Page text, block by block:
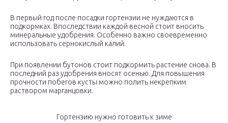
В первый год после посадки гортензии не нуждаются в
подкормках. Впоследствии каждой весной стоит вносить
минеральные удобрения. Особенно важно своевременно
использовать сернокислый калий.
При появлении бутонов стоит подкормить растение снова. В
последний раз удобрения вносят осенью. Для повышения
прочности побегов кусты можно полить некрепким
раствором марганцовки.
Гортензию нужно готовить к зиме